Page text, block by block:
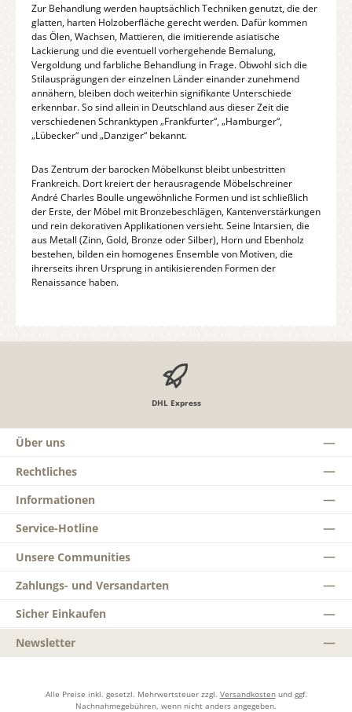
Zur Behandlung werden hauptsächlich Techniken genutzt, die der
glatten, harten Holzoberfläche gerecht werden. Dafür kommen
das Ölen, Wachsen, Mattieren, die imitierende asiatische
Lackierung und die eventuell vorhergehende Bemalung,
Vergoldung und farbliche Behandlung in Frage. Obwohl sich die
Stilausprägungen der einzelnen Länder einander zunehmend
annähern, bleiben doch weiterhin signifikante Unterschiede
erkennbar. So sind allein in Deutschland aus dieser Zeit die
verschiedenen Schranktypen „Frankfurter“, „Hamburger“,
„Lübecker“ und „Danziger“ bekannt.
Das Zentrum der barocken Möbelkunst bleibt unbestritten
Frankreich. Dort kreiert der herausragende Möbelschreiner
André Charles Boulle ungewöhnliche Formen und ist schließlich
der Erste, der Möbel mit Bronzebeschlägen, Kantenverstärkungen
und rein dekorativen Applikationen versieht. Seine Intarsien, die
aus Metall (Zinn, Gold, Bronze oder Silber), Horn und Ebenholz
bestehen, bilden ein homogenes Ensemble von Motiven, die
ihrerseits ihren Ursprung in antikisierenden Formen der
Renaissance haben.
DHL Express
Über uns
Rechtliches
Informationen
Service-Hotline
Unsere Communities
Zahlungs- und Versandarten
Sicher Einkaufen
Newsletter
Alle Preise inkl. gesetzl. Mehrwertsteuer zzgl. Versandkostenund ggf.
Nachnahmegebühren, wenn nicht anders angegeben.